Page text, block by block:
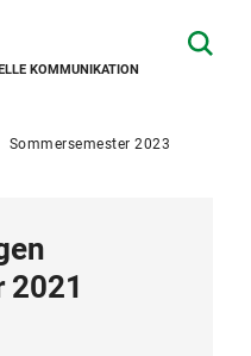
KOMMUNIKATION
Sommersemester 2023
2021